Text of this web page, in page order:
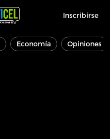
Inscribirse
Economía Opiniones